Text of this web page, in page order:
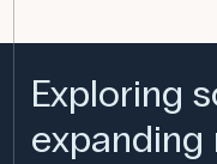
Exploring
expanding